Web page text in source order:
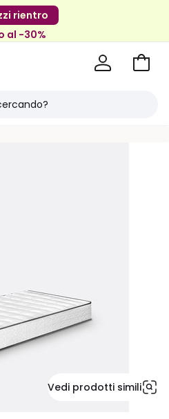
rientro
al -30%
Vai
Vedi prodotti simili